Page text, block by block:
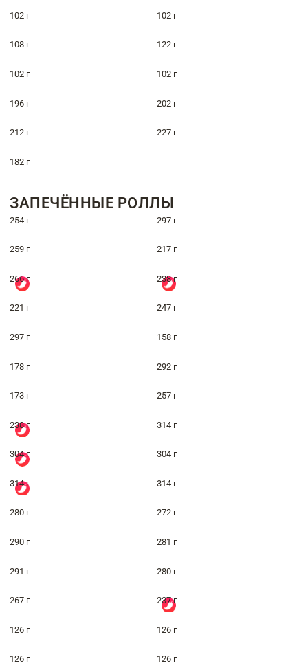
102 г 102 г
108 г 122 г
102 г 102 г
196 г 202 г
212 г 227 г
182 г
ЗАПЕЧЁННЫЕ РОЛЛЫ
254 г 297 г
259 г 217 г
266 г 238 г
221 г 247 г
297 г 158 г
178 г 292 г
173 г 257 г
238 г 314 г
304 г 304 г
314 г 314 г
280 г 272 г
290 г 281 г
291 г 280 г
267 г 237 г
126 г 126 г
126 г 126 г